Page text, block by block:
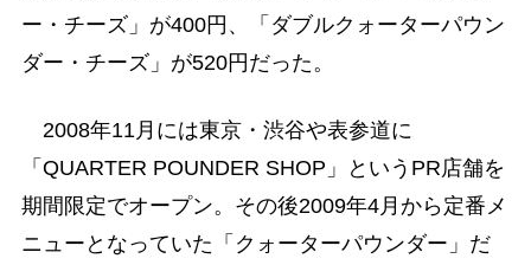
ー・チーズ」が400円、「ダブルクォーターパウン
ダー・チーズ」が520円だった。
2008年11月には東京・渋谷や表参道に
「QUARTER POUNDER SHOP」というPR店舗を
期間限定でオープン。その後2009年4月から定番メ
ニューとなっていた「クォーターパウンダー」だ